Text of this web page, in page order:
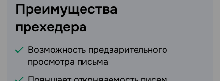
Преимущества
прехедера
Возможность предварительного
просмотра письма